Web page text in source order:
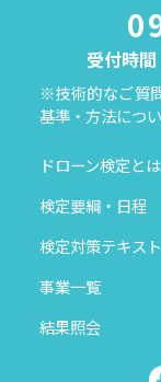
受付時
※技術的なご質
基準・方法につ
ドローン検定とは
検定要綱・日程
検定対策テキスト
事業一覧
結果照会